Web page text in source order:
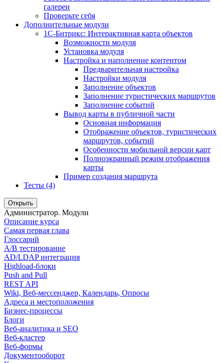
галереи
Проверьте себя
Дополнительные модули
1С-Битрикс: Интерактивная карта объектов
Возможности модуля
Установка модуля
Настройка и наполнение контентом
Предварительная настройка
Настройки модуля
Заполнение объектов
Заполнение туристических маршрутов
Заполнение событий
Вывод карты в публичной части
Основная информация
Отображение объектов, туристических
маршрутов, событий
Особенности мобильной версии карт
Полноэкранный режим отображения
карты
Пример создания маршрута
Тесты (4)
Открыть
Администратор. Модули
Описание курса
Самая первая глава
Глоссарий
A/B тестирование
AD/LDAP интеграция
Highload-блоки
Push and Pull
REST API
Wiki, Веб-мессенджер, Календарь, Опросы
Адреса и местоположения
Бизнес-процессы
Блоги
Веб-аналитика и SEO
Веб-кластер
Веб-формы
Документооборот